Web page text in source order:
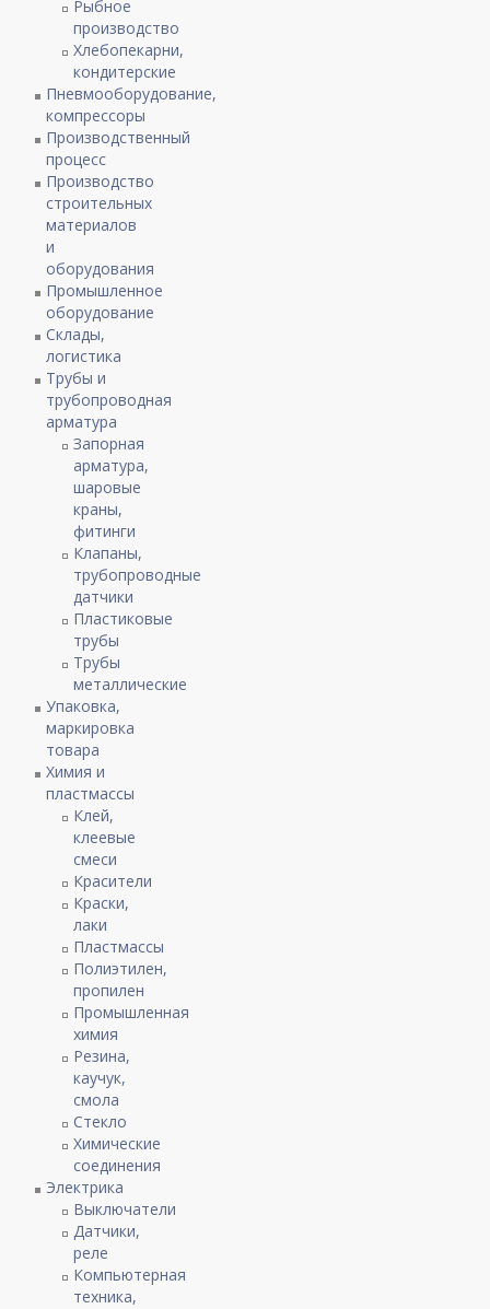
Рыбное
производство
Хлебопекарни,
кондитерские
Пневмооборудование,
компрессоры
Производственный
процесс
Производство
строительных
материалов
и
оборудования
Промышленное
оборудование
Склады,
логистика
Трубы и
трубопроводная
арматура
Запорная
арматура,
шаровые
краны,
фитинги
Клапаны,
трубопроводные
датчики
Пластиковые
трубы
Трубы
металлические
Упаковка,
маркировка
товара
Химия и
пластмассы
Клей,
клеевые
смеси
Красители
Краски,
лаки
Пластмассы
Полиэтилен,
пропилен
Промышленная
химия
Резина,
каучук,
смола
Стекло
Химические
соединения
Электрика
Выключатели
Датчики,
реле
Компьютерная
техника,